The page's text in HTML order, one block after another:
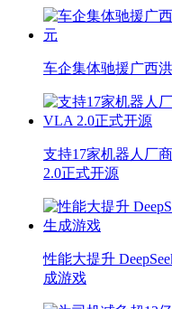
车企集体驰援广西
支持17家机器人厂
2.0正式开源
性能大提升
成游戏